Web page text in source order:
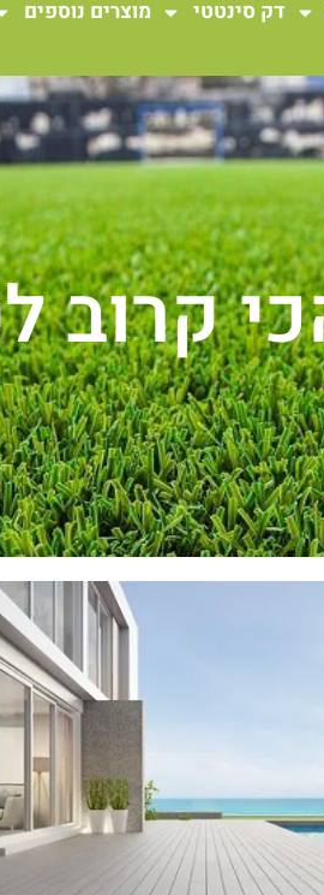
דק סינטטי מוצרים נוספים
קרוב